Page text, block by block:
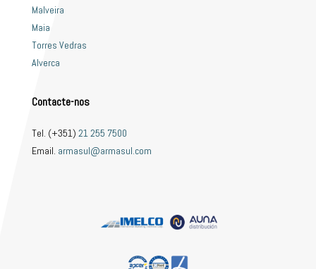
Malveira
Maia
Torres Vedras
Alverca
Contacte-nos
Tel. (+351) 21 255 7500
Email. armasul@armasul.com